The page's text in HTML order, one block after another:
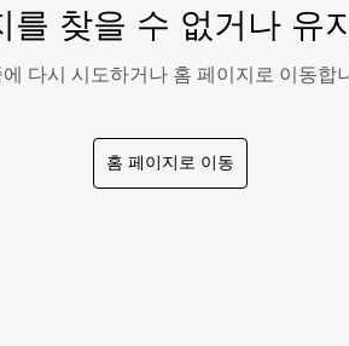
를 찾을 수 없거나 유
에 다시 시도하거나 홈 페이지로 이동합
홈 페이지로 이동